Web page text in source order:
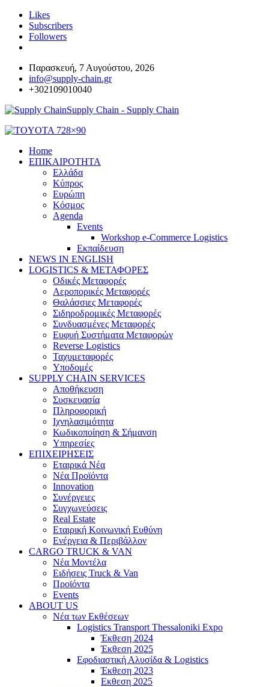
Likes
Subscribers
Followers
Παρασκευή, 7 Αυγούστου, 2026
info@supply-chain.gr
+302109010040
Supply Chain - Supply Chain
Home
ΕΠΙΚΑΙΡΟΤΗΤΑ
Ελλάδα
Κύπρος
Ευρώπη
Κόσμος
Agenda
Events
Workshop e-Commerce Logistics
Εκπαίδευση
NEWS IN ENGLISH
LOGISTICS & ΜΕΤΑΦΟΡΕΣ
Οδικές Μεταφορές
Αεροπορικές Μεταφορές
Θαλάσσιες Μεταφορές
Σιδηροδρομικές Μεταφορές
Συνδυασμένες Μεταφορές
Ευφυή Συστήματα Μεταφορών
Reverse Logistics
Ταχυμεταφορές
Υποδομές
SUPPLY CHAIN SERVICES
Αποθήκευση
Συσκευασία
Πληροφορική
Ιχνηλασιμότητα
Κωδικοποίηση & Σήμανση
Υπηρεσίες
ΕΠΙΧΕΙΡΗΣΕΙΣ
Εταιρικά Νέα
Νέα Προϊόντα
Innovation
Συνέργειες
Συγχωνεύσεις
Real Estate
Εταιρική Κοινωνική Ευθύνη
Ενέργεια & Περιβάλλον
CARGO TRUCK & VAN
Νέα Μοντέλα
Ειδήσεις Truck & Van
Προϊόντα
Events
ABOUT US
Νέα των Εκθέσεων
Logistics Transport Thessaloniki Expo
Έκθεση 2024
Έκθεση 2025
Εφοδιαστική Αλυσίδα & Logistics
Έκθεση 2023
Εκθεση 2025